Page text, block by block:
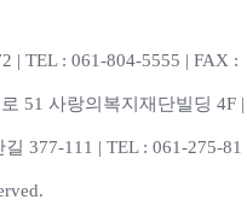
| TEL : 061-804-5555 | FAX :
51 사랑의복지재단빌딩 4F |
377-111 | TEL : 061-275-81